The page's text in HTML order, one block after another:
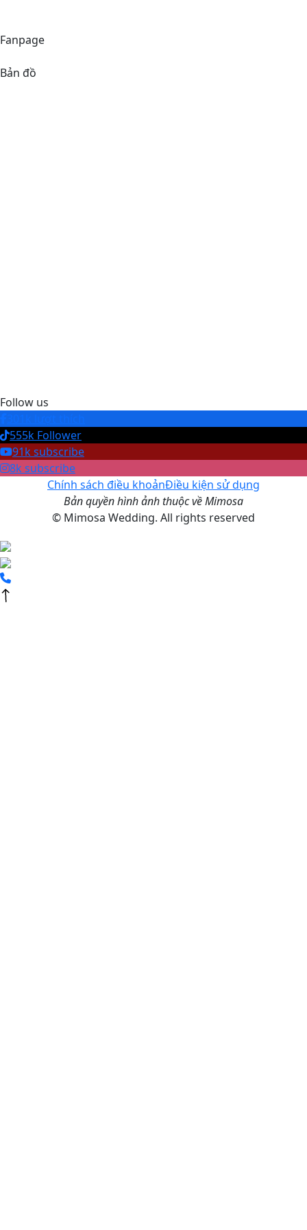
Fanpage
Bản đồ
Follow us
555k Follower
91k subscribe
8k subscribe
Chính sách điều khoảnĐiều kiện sử dụng
Bản quyền hình ảnh thuộc về Mimosa
© Mimosa Wedding. All rights reserved